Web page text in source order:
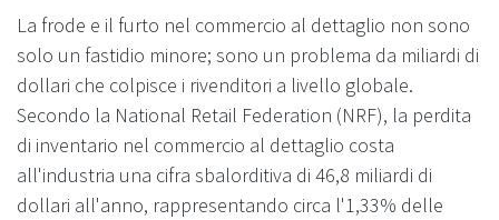
La frode e il furto nel commercio al dettaglio non sono
solo un fastidio minore; sono un problema da miliardi di
dollari che colpisce i rivenditori a livello globale.
Secondo la National Retail Federation (NRF), la perdita
di inventario nel commercio al dettaglio costa
all'industria una cifra sbalorditiva di 46,8 miliardi di
dollari all'anno, rappresentando circa l'1,33% delle